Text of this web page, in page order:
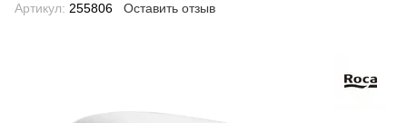
Артикул: 255806 Оставить отзыв